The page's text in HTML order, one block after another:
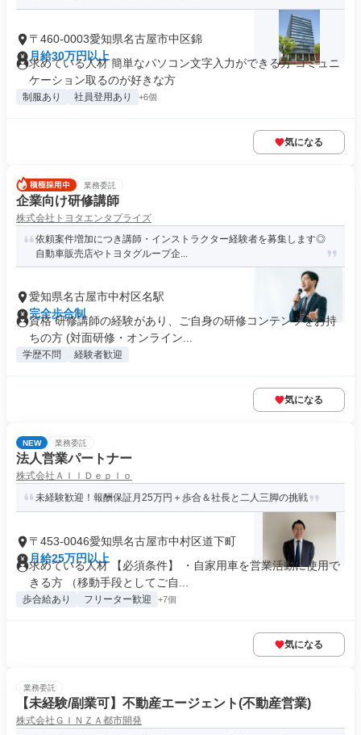
〒460-0003愛知県名古屋市中区錦
月給30万円以上
求めている人材 簡単なパソコン文字入力ができる方 コミュニ
ケーション取るのが好きな方
制服あり 社員登用あり +6個
気になる
業務委託
企業向け研修講師
株式会社トヨタエンタプライズ
依頼案件増加につき講師・インストラクター経験者を募集します◎
自動車販売店やトヨタグループ企...
愛知県名古屋市中村区名駅
完全歩合制
資格 研修講師の経験があり、ご自身の研修コンテンツをお持
ちの方 (対面研修・オンライン...
学歴不問 経験者歓迎
気になる
NEW 業務委託
法人営業パートナー
株式会社ＡｌｌＤｅｐｌｏ
未経験歓迎！報酬保証月25万円＋歩合＆社長と二人三脚の挑戦
〒453-0046愛知県名古屋市中村区道下町
月給25万円以上
求めている人材 【必須条件】 ・自家用車を営業活動に使用で
きる方 （移動手段としてご自...
歩合給あり フリーター歓迎 +7個
気になる
業務委託
【未経験/副業可】不動産エージェント(不動産営業)
株式会社ＧＩＮＺＡ都市開発